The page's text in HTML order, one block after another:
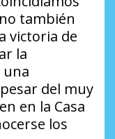
también
victoria de
la
una
del muy
en la Casa
los